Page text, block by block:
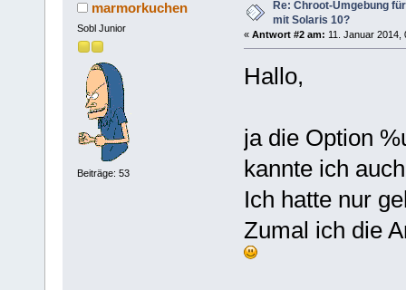
marmorkuchen
Sobl Junior
Beiträge: 53
Re: Chroot-Umgebung
mit Solaris 10?
« Antwort #2 am: 11. Januar 2014,
Hallo,
ja die Option
kannte ich
Ich hatte nur
Zumal ich die